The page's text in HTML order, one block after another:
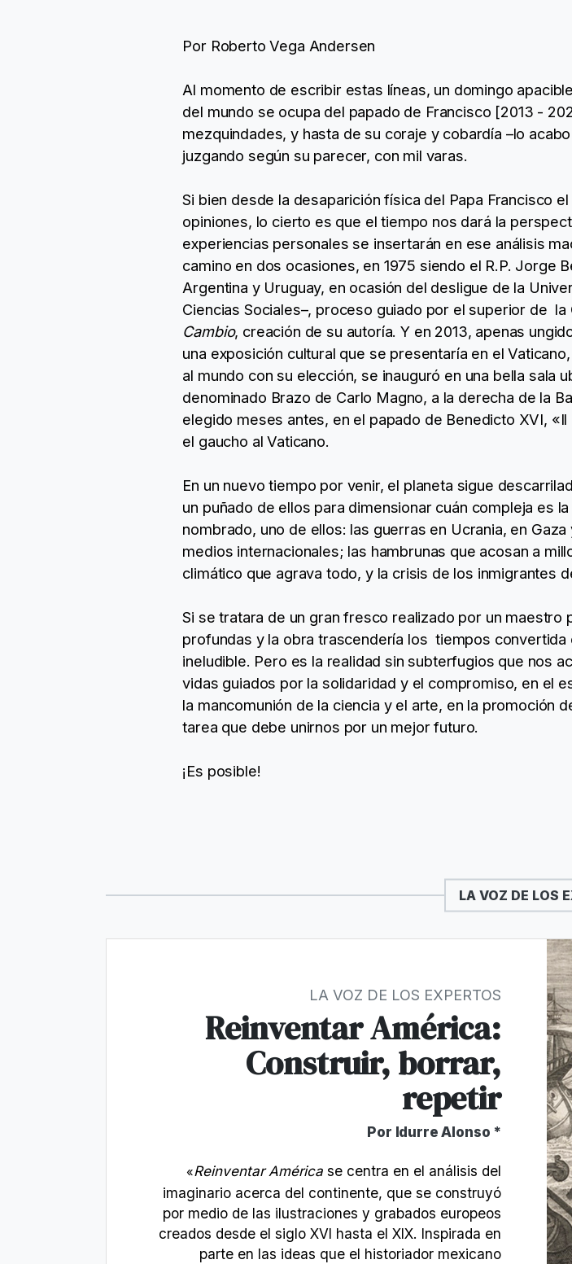
Por Roberto Vega Andersen
Al momento de escribir estas líneas, un domingo
del mundo se ocupa del papado de Francisco [2013 -
mezquindades, y hasta de su coraje y cobardía –lo
juzgando según su parecer, con mil varas.
Si bien desde la desaparición física del Papa Francisco
opiniones, lo cierto es que el tiempo nos dará la
experiencias personales se insertarán en ese análisis
camino en dos ocasiones, en 1975 siendo el R.P. Jorge
Argentina y Uruguay, en ocasión del desligue de la
Ciencias Sociales–, proceso guiado por el superior de
Cambio, creación de su autoría. Y en 2013, apenas
una exposición cultural que se presentaría en el
al mundo con su elección, se inauguró en una bella sala
denominado Brazo de Carlo Magno, a la derecha de la
elegido meses antes, en el papado de Benedicto XVI,
el gaucho al Vaticano.
En un nuevo tiempo por venir, el planeta sigue
un puñado de ellos para dimensionar cuán compleja es
nombrado, uno de ellos: las guerras en Ucrania, en
medios internacionales; las hambrunas que acosan a
climático que agrava todo, y la crisis de los inmigrantes
Si se tratara de un gran fresco realizado por un maestro
profundas y la obra trascendería los tiempos convertida
ineludible. Pero es la realidad sin subterfugios que nos
vidas guiados por la solidaridad y el compromiso, en el
la mancomunión de la ciencia y el arte, en la promoción
tarea que debe unirnos por un mejor futuro.
¡Es posible!
LA VOZ DE LOS
LA VOZ DE LOS EXPERTOS
Reinventar América:
Construir, borrar,
repetir
Por Idurre Alonso *
«Reinventar América se centra en el análisis del
imaginario acerca del continente, que se construyó
por medio de las ilustraciones y grabados europeos
creados desde el siglo XVI hasta el XIX. Inspirada en
parte en las ideas que el historiador mexicano